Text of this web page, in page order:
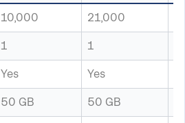
10,000 21,000
1 1
Yes Yes
50 GB 50 GB